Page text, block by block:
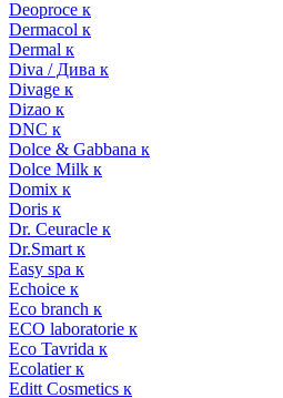
Deoproce к
Dermacol к
Dermal к
Diva / Дива к
Divage к
Dizao к
DNC к
Dolce & Gabbana к
Dolce Milk к
Domix к
Doris к
Dr. Ceuracle к
Dr.Smart к
Easy spa к
Echoice к
Eco branch к
ECO laboratorie к
Eco Tavrida к
Ecolatier к
Editt Cosmetics к